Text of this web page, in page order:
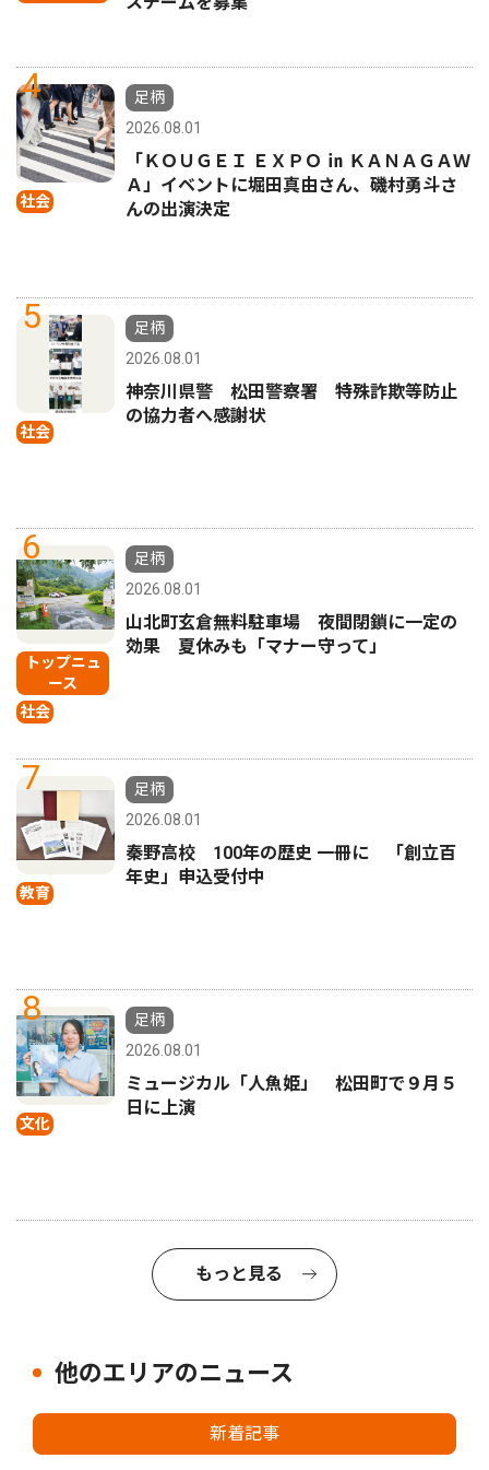
4
社会
足柄
2026.08.01
「ＫＯＵＧＥＩ ＥＸＰＯ ㏌ ＫＡＮＡＧＡＷ
Ａ」イベントに堀田真由さん、磯村勇斗さ
んの出演決定
5
社会
足柄
2026.08.01
神奈川県警 松田警察署 特殊詐欺等防止
の協力者へ感謝状
6
トップニュ
ース
社会
足柄
2026.08.01
山北町玄倉無料駐車場 夜間閉鎖に一定の
効果 夏休みも「マナー守って」
7
教育
足柄
2026.08.01
秦野高校 100年の歴史 一冊に 「創立百
年史」申込受付中
8
文化
足柄
2026.08.01
ミュージカル「人魚姫」 松田町で９月５
日に上演
もっと見る
他のエリアのニュース
新着記事